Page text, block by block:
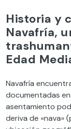
Historia y
Navafría,
Edad
Navafría
documentadas en
asentamiento
deriva de «nava»